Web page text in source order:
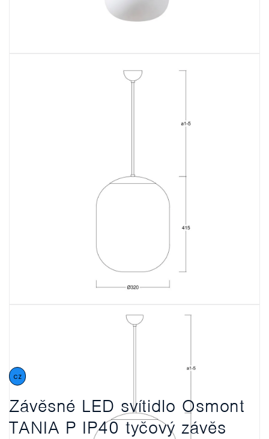
Závěsné LED svítidlo Osmont
TANIA P IP40 tyčový závěs
cz